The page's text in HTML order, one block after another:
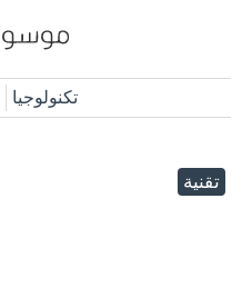
تكنولوجيا
تقنية